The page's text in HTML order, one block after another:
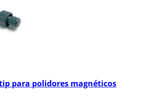
para polidores magnéticos